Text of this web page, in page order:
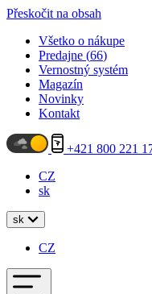
Přeskočit na obsah
Všetko o nákupe
Predajne (66)
Vernostný systém
Magazín
Novinky
Kontakt
+421 800 221
CZ
sk
sk
CZ